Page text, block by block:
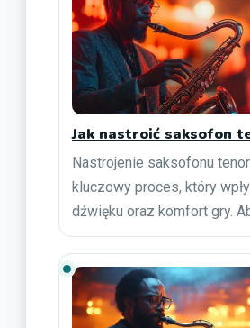
Jak nastroić saksofon
Nastrojenie saksofonu
kluczowy proces, który
dźwięku oraz komfort gry.